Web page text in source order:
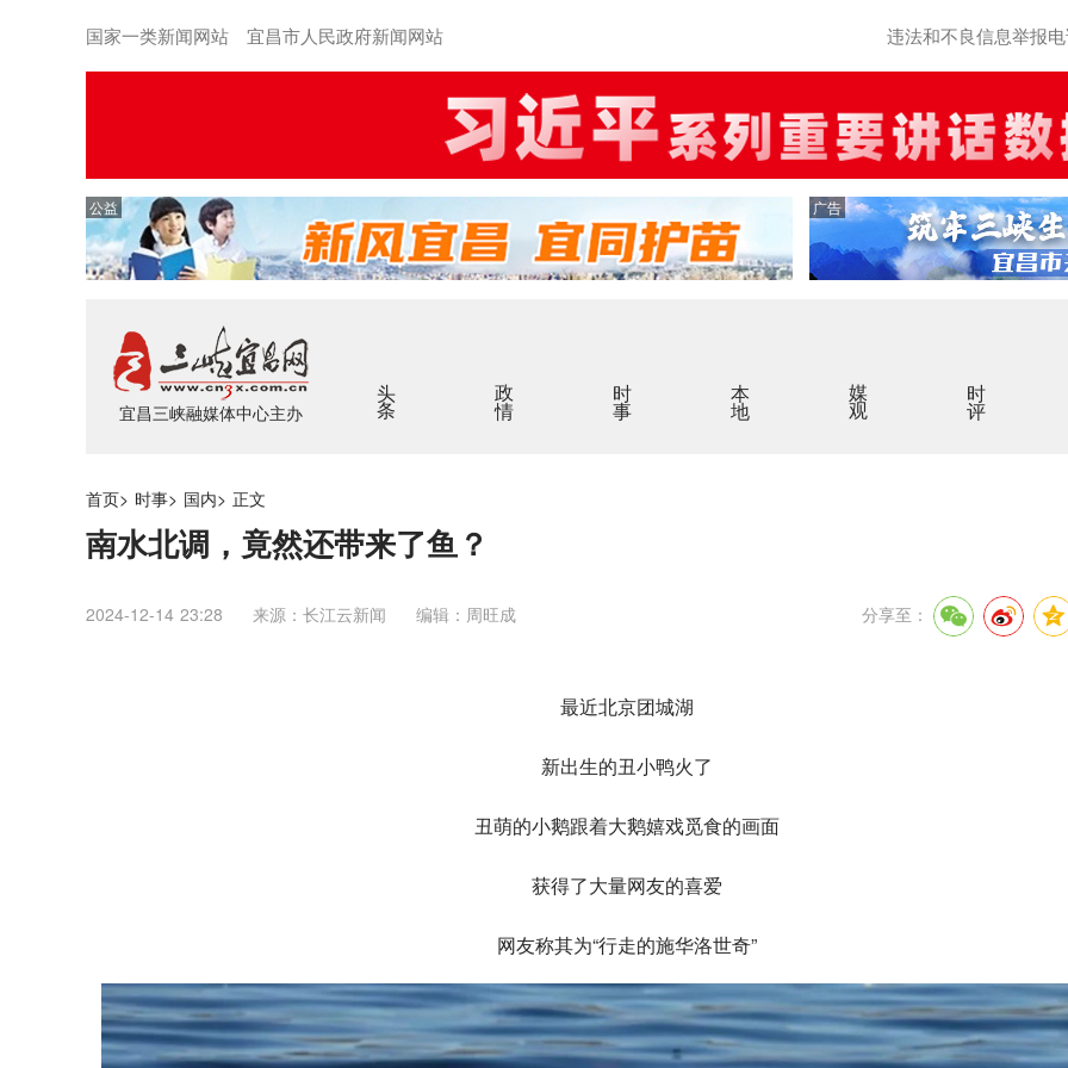
国家一类新闻网站 宜昌市人民政府新闻网站 违法和不良信息举报
公益 广告
宜昌三峡融媒体中心主办
头条 政情 时事 本地 媒观 时评
首页> 时事> 国内> 正文
南水北调，竟然还带来了鱼？
2024-12-14 23:28 来源：长江云新闻 编辑：周旺成 分享至：
最近北京团城湖
新出生的丑小鸭火了
丑萌的小鹅跟着大鹅嬉戏觅食的画面
获得了大量网友的喜爱
网友称其为“行走的施华洛世奇”